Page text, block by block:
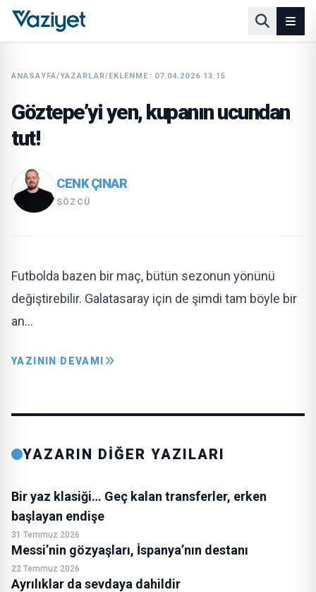
ANASAYFA/YAZARLAR/EKLENME: 07.04.2026 13:15
Göztepe’yi yen, kupanın ucundan
tut!
CENK ÇINAR
SÖZCÜ
Futbolda bazen bir maç, bütün sezonun yönünü
değiştirebilir. Galatasaray için de şimdi tam böyle bir
an…
YAZININ DEVAMI
YAZARIN DİĞER YAZILARI
Bir yaz klasiği… Geç kalan transferler, erken
başlayan endişe
31 Temmuz 2026
Messi’nin gözyaşları, İspanya’nın destanı
22 Temmuz 2026
Ayrılıklar da sevdaya dahildir